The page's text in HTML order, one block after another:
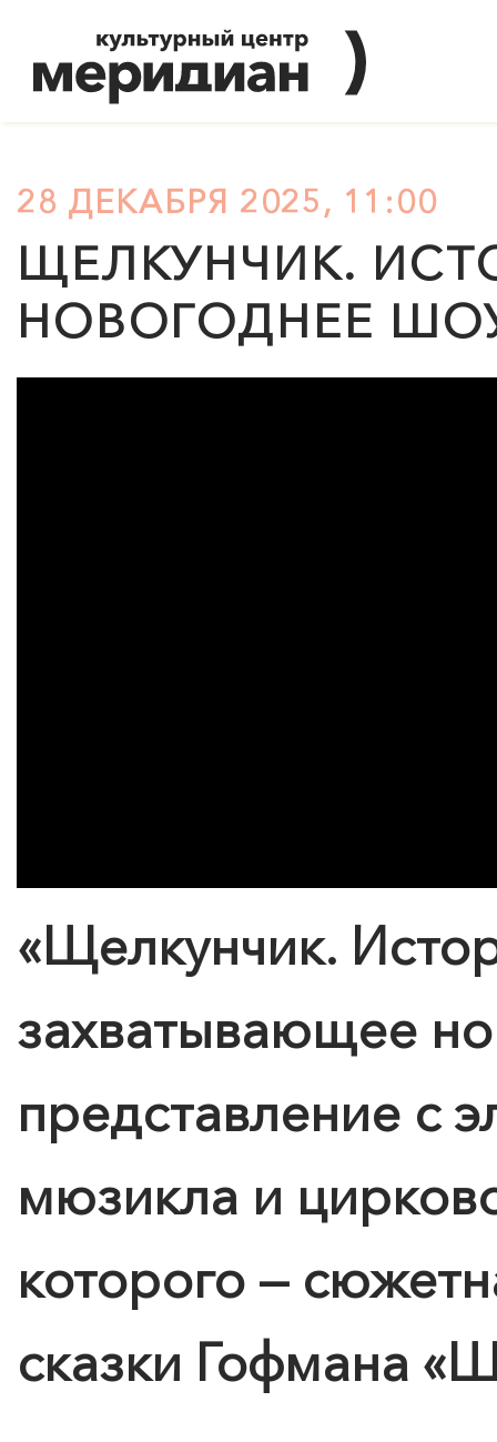
28 ДЕКАБРЯ 2025, 11:00
ЩЕЛКУНЧИК.
НОВОГОДНЕЕ
«Щелкунчик.
захватывающее
представление с
мюзикла и
которого —
сказки Гофмана